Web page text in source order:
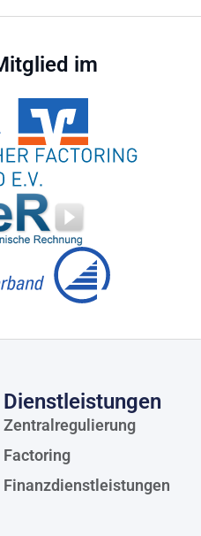
im
Dienstleistungen​
Zentralregulierung
Factoring
Finanzdienstleistungen